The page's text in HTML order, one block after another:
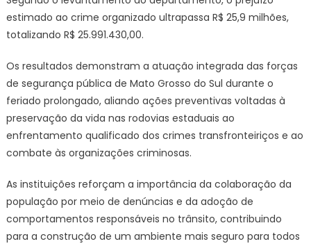
estimado ao crime organizado ultrapassa R$ 25,9 milhões,
totalizando R$ 25.991.430,00.
Os resultados demonstram a atuação integrada das forças
de segurança pública de Mato Grosso do Sul durante o
feriado prolongado, aliando ações preventivas voltadas à
preservação da vida nas rodovias estaduais ao
enfrentamento qualificado dos crimes transfronteiriços e ao
combate às organizações criminosas.
As instituições reforçam a importância da colaboração da
população por meio de denúncias e da adoção de
comportamentos responsáveis no trânsito, contribuindo
para a construção de um ambiente mais seguro para todos